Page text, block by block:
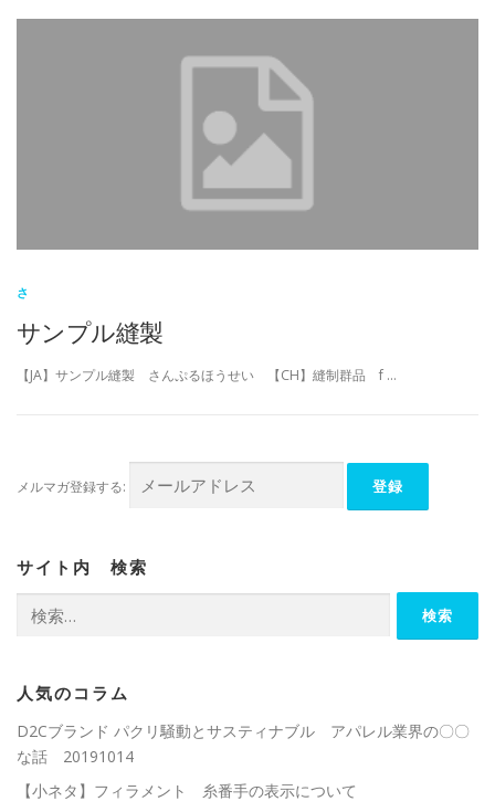
さ
サンプル縫製
【JA】サンプル縫製 さんぷるほうせい 【CH】縫制群品 f …
メルマガ登録する:
サイト内 検索
索:
人気のコラム
D2Cブランド パクリ騒動とサスティナブル アパレル業界の〇〇
な話 20191014
【小ネタ】フィラメント 糸番手の表示について